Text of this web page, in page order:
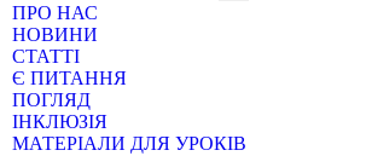
ПРО НАС
НОВИНИ
СТАТТІ
Є ПИТАННЯ
ПОГЛЯД
ІНКЛЮЗІЯ
МАТЕРІАЛИ ДЛЯ УРОКІВ